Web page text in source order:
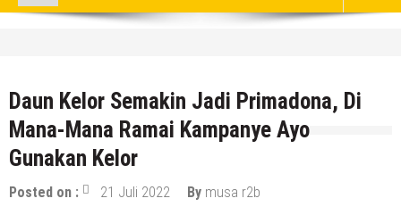
Tanggapan Kepala SMP N 5 Rembang
Menik Mustikatun
6 Agustus 2026 bymusa r2b
HEADLINE
Kepelatihan Timnas, Berikut Profil
Daun Kelor Semakin Jadi Primadona, Di
Mana-Mana Ramai Kampanye Ayo
Gunakan Kelor
Posted on : 21 Juli 2022 By musa r2b